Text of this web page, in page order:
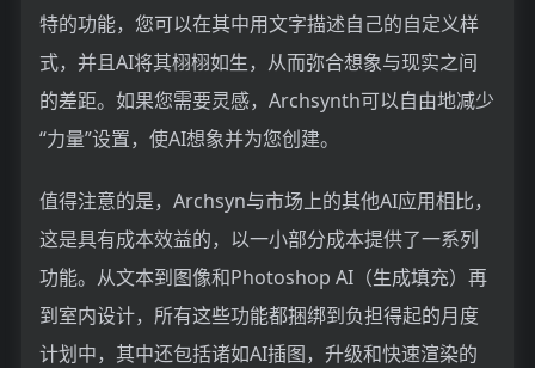
特的功能，您可以在其中用文字描述自己的自定义样
式，并且AI将其栩栩如生，从而弥合想象与现实之间
的差距。如果您需要灵感，Archsynth可以自由地减少
“力量”设置，使AI想象并为您创建。
值得注意的是，Archsyn与市场上的其他AI应用相比，
这是具有成本效益的，以一小部分成本提供了一系列
功能。从文本到图像和Photoshop AI（生成填充）再
到室内设计，所有这些功能都捆绑到负担得起的月度
计划中，其中还包括诸如AI插图，升级和快速渲染的